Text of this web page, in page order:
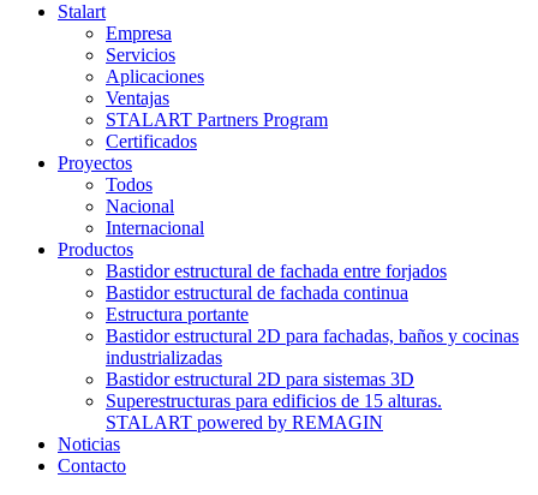
Stalart
Empresa
Servicios
Aplicaciones
Ventajas
STALART Partners Program
Certificados
Proyectos
Todos
Nacional
Internacional
Productos
Bastidor estructural de fachada entre forjados
Bastidor estructural de fachada continua
Estructura portante
Bastidor estructural 2D para fachadas, baños y cocinas
industrializadas
Bastidor estructural 2D para sistemas 3D
Superestructuras para edificios de 15 alturas.
STALART powered by REMAGIN
Noticias
Contacto